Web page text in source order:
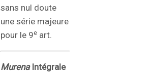
sans nul doute
une série majeure
pour le 9e art.
Murena Intégrale